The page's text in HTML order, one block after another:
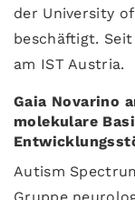
der University
beschäftigt.
am IST Austria.
Gaia Novarino
molekulare
Autism